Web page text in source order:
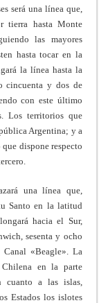
será una línea que,
tierra hasta Monte
las mayores
hasta tocar en la
la línea hasta la
cincuenta y dos de
con este último
Los territorios que
Argentina; y a
dispone respecto
una línea que,
Santo en la latitud
hacia el Sur,
sesenta y ocho
«Beagle». La
en la parte
cuanto a las islas,
Estados los islotes